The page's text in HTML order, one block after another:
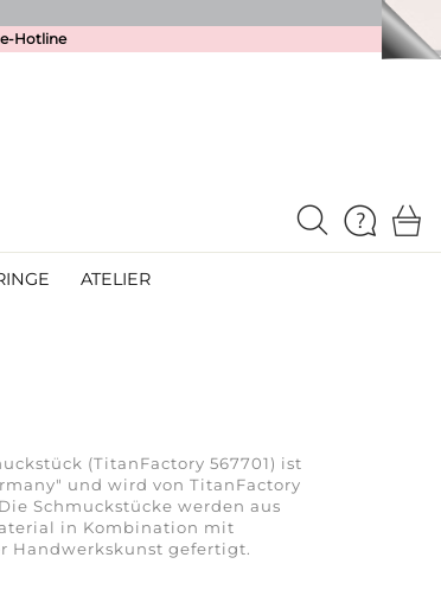
Hotline
ATELIER
(TitanFactory 567701) ist
und wird von TitanFactory
Schmuckstücke werden aus
in Kombination mit
Handwerkskunst gefertigt.